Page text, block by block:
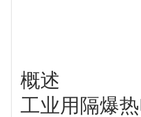
概述
工业用隔爆